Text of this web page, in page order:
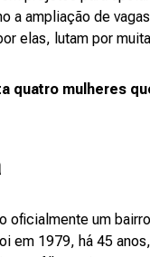
a ampliação de
elas, lutam por
quatro mulheres
oficialmente um
em 1979, há 45